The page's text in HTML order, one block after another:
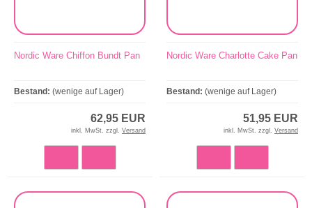
Nordic Ware Chiffon Bundt Pan
Bestand: (wenige auf Lager)
62,95 EUR
inkl. MwSt. zzgl. Versand
Nordic Ware Charlotte Cake Pan
Bestand: (wenige auf Lager)
51,95 EUR
inkl. MwSt. zzgl. Versand